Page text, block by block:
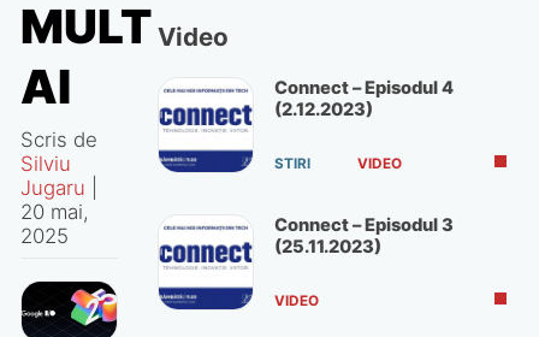
MULT
AI
Scris de
Silviu
Jugaru
20 mai,
2025
Video
Connect – Episodul 4
(2.12.2023)
STIRI VIDEO
Connect – Episodul 3
(25.11.2023)
VIDEO